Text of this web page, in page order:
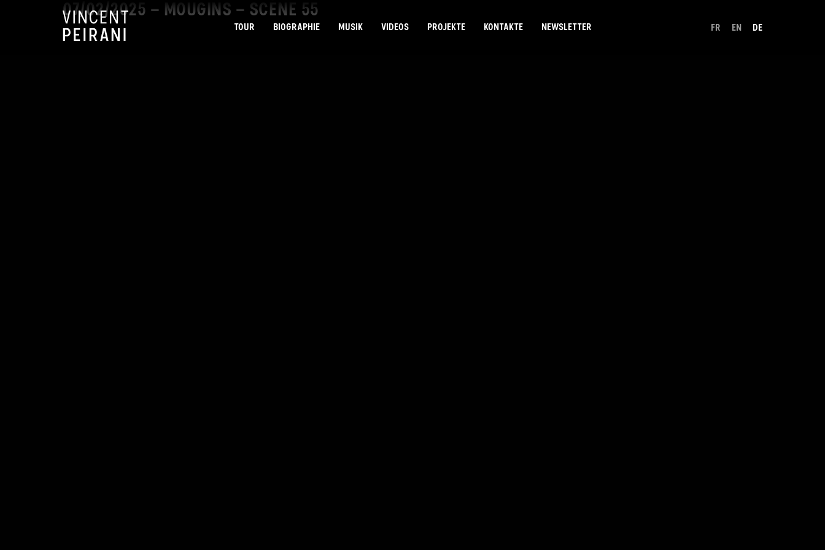
TOUR BIOGRAPHIE MUSIK VIDEOS PROJEKTE KONTAKTE NEWSLETTER FR EN DE
07/02/2025 – MOUGINS – SCÈNE 55